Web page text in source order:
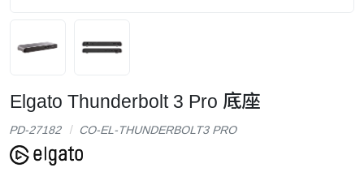
Elgato Thunderbolt 3 Pro 底座
PD-27182 CO-EL-THUNDERBOLT3 PRO